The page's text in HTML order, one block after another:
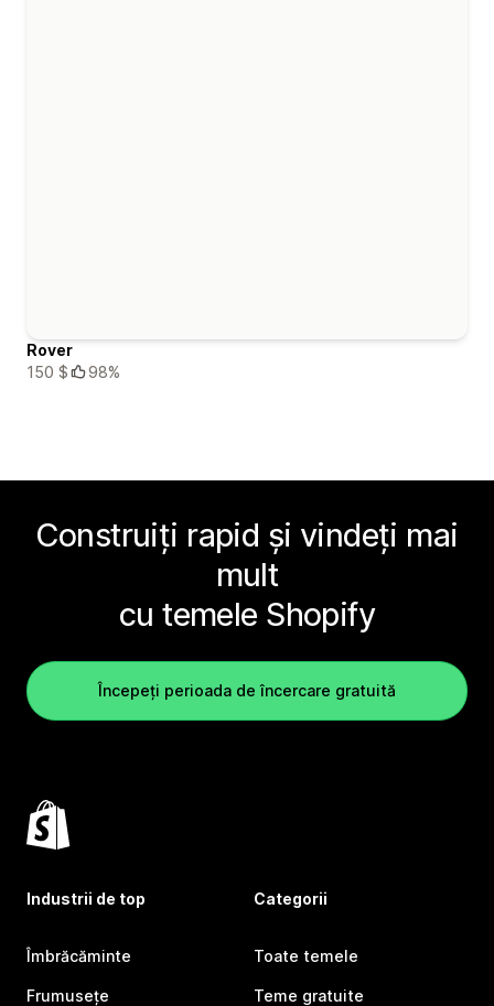
Rover
150 $
98%
Construiți rapid și vindeți mai
mult
cu temele Shopify
Începeți perioada de încercare gratuită
Industrii de top
Îmbrăcăminte
Frumusețe
Categorii
Toate temele
Teme gratuite